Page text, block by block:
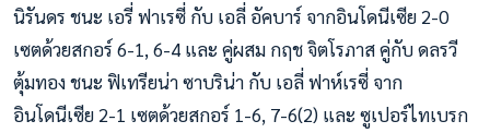
นิรันดร ชนะ เอรี่ ฟาเรซี่ กับ เอลี่ อัคบาร์ จากอินโดนีเซีย 2-0
เซตด้วยสกอร์ 6-1, 6-4 และ คู่ผสม กฤช จิตโรภาส คู่กับ ดลรวี
ตุ้มทอง ชนะ ฟิเทรียน่า ซาบริน่า กับ เอลี่ ฟาห์เรซี่ จาก
อินโดนีเซีย 2-1 เซตด้วยสกอร์ 1-6, 7-6(2) และ ซูเปอร์ไทเบรก